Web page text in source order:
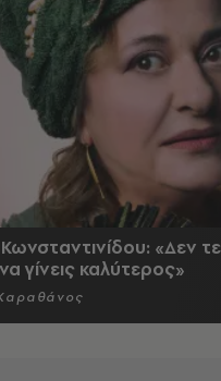
«Δεν
γίνεις καλύτερος»